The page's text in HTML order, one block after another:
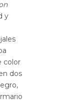
y
color
dos